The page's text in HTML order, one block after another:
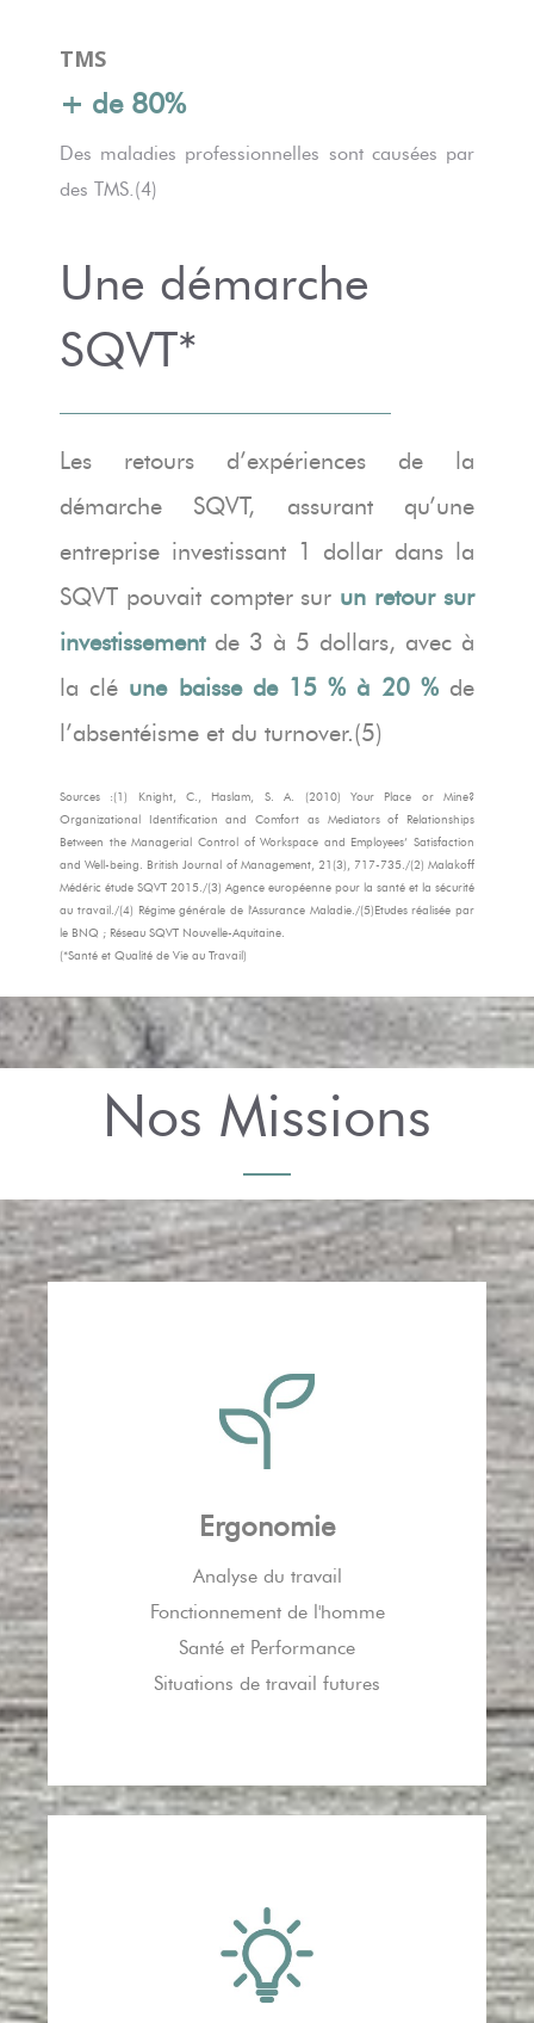
TMS
+ de 80%
Des maladies professionnelles sont causées par
des TMS.(4)
Une démarche
SQVT*
Les retours d’expériences de la
démarche SQVT, assurant qu’une
entreprise investissant 1 dollar dans la
SQVT pouvait compter sur un retour sur
investissementde 3 à 5 dollars, avec à
la clé une baisse de 15 % à 20 %de
l’absentéisme et du turnover.(5)
Sources :(1) Knight, C., Haslam, S. A. (2010) Your Place or Mine?
Organizational Identification and Comfort as Mediators of Relationships
Between the Managerial Control of Workspace and Employees’ Satisfaction
and Well-being. British Journal of Management, 21(3), 717-735./(2) Malakoff
Médéric étude SQVT 2015./(3) Agence européenne pour la santé et la sécurité
au travail./(4) Régime générale de l'Assurance Maladie./(5)Etudes réalisée par
le BNQ ; Réseau SQVT Nouvelle-Aquitaine.
(*Santé et Qualité de Vie au Travail)
Nos Missions
Ergonomie
Analyse du travail
Fonctionnement de l'homme
Santé et Performance
Situations de travail futures